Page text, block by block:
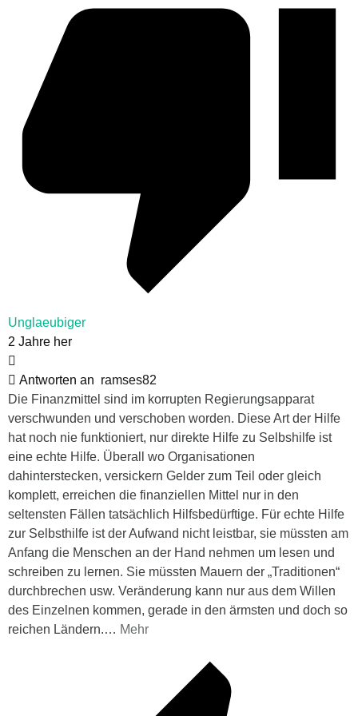
Unglaeubiger
2 Jahre her
Antworten an ramses82
Die Finanzmittel sind im korrupten Regierungsapparat
verschwunden und verschoben worden. Diese Art der Hilfe
hat noch nie funktioniert, nur direkte Hilfe zu Selbshilfe ist
eine echte Hilfe. Überall wo Organisationen
dahinterstecken, versickern Gelder zum Teil oder gleich
komplett, erreichen die finanziellen Mittel nur in den
seltensten Fällen tatsächlich Hilfsbedürftige. Für echte Hilfe
zur Selbsthilfe ist der Aufwand nicht leistbar, sie müssten am
Anfang die Menschen an der Hand nehmen um lesen und
schreiben zu lernen. Sie müssten Mauern der „Traditionen“
durchbrechen usw. Veränderung kann nur aus dem Willen
des Einzelnen kommen, gerade in den ärmsten und doch so
reichen Ländern.… Mehr